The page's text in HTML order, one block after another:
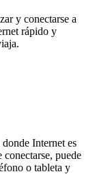
y conectarse a
rápido y
Internet es
puede
o tableta y